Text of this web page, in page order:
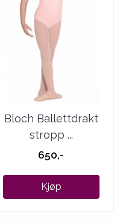
Bloch Ballettdrakt
stropp ...
650,-
Kjøp